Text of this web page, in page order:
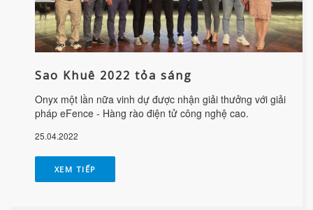
Sao Khuê 2022 tỏa sáng
Onyx một lần nữa vinh dự được nhận giải thưởng với giải
pháp eFence - Hàng rào điện tử công nghệ cao.
25.04.2022
XEM TIẾP